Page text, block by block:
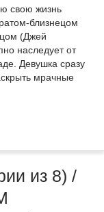
свою жизнь
близнецом
(Джей
наследует от
Девушка сразу
мрачные
из 8) /